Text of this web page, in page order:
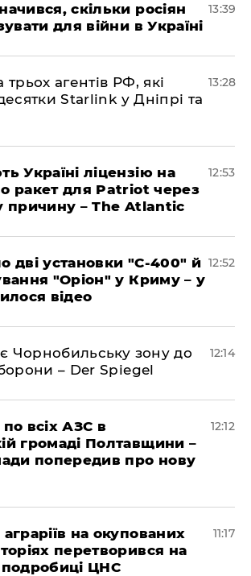
скільки росіян
для війни в Україні
13:39
агентів РФ, які
Starlink у Дніпрі та
13:28
Україні ліцензію на
ракет для Patriot через
причину – The Atlantic
12:53
дві установки "С-400" й
"Оріон" у Криму – у
відео
12:52
Чорнобильську зону до
– Der Spiegel
12:14
всіх АЗС в
громаді Полтавщини –
попередив про нову
12:12
на окупованих
перетворився на
ЦНС
11:17